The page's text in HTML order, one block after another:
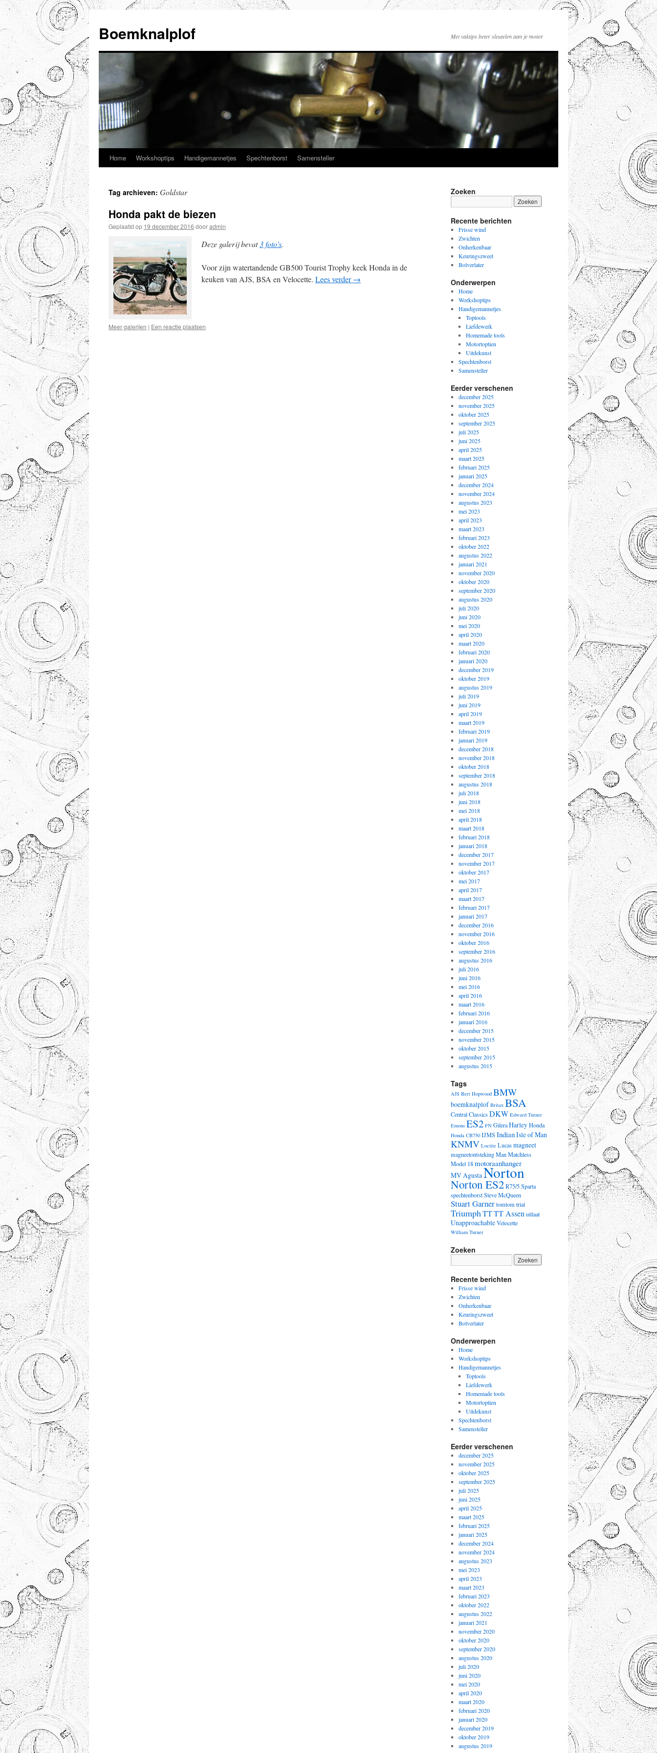
de
inhoud
Boemknalplof Met vaktips beter sleutelen aan je motor
Home Workshoptips Handigemannetjes Spechtenborst Samensteller
Tag archieven: Goldstar
Honda pakt de biezen
Geplaatst op 19 december 2016 dooradmin
Deze galerij bevat3 foto's.
Voor zijn watertandende GB500 Tourist Trophy keek Honda in de
keuken van AJS, BSA en Velocette. Lees verder→
Meer galerijen | Een reactie plaatsen
Zoeken
Recente berichten
Frisse wind
Zwichten
Onherkenbaar
Keuringszweet
Bolverlater
Onderwerpen
Home
Workshoptips
Handigemannetjes
Toptools
Liefdewerk
Homemade tools
Motortoptien
Uitdekunst
Spechtenborst
Samensteller
Eerder verschenen
december 2025
november 2025
oktober 2025
september 2025
juli 2025
juni 2025
april 2025
maart 2025
februari 2025
januari 2025
december 2024
november 2024
augustus 2023
mei 2023
april 2023
maart 2023
februari 2023
oktober 2022
augustus 2022
januari 2021
november 2020
oktober 2020
september 2020
augustus 2020
juli 2020
juni 2020
mei 2020
april 2020
maart 2020
februari 2020
januari 2020
december 2019
oktober 2019
augustus 2019
juli 2019
juni 2019
april 2019
maart 2019
februari 2019
januari 2019
december 2018
november 2018
oktober 2018
september 2018
augustus 2018
juli 2018
juni 2018
mei 2018
april 2018
maart 2018
februari 2018
januari 2018
december 2017
november 2017
oktober 2017
mei 2017
april 2017
maart 2017
februari 2017
januari 2017
december 2016
november 2016
oktober 2016
september 2016
augustus 2016
juli 2016
juni 2016
mei 2016
april 2016
maart 2016
februari 2016
januari 2016
december 2015
november 2015
oktober 2015
september 2015
augustus 2015
Tags
AJS Bert Hopwood BMW
boemknalplof Britax BSA
Central ClassicsDKW Edward Turner
Emons ES2 FN GileraHarleyHonda
Honda CB750 IJMS IndianIsle of Man
KNMV Loctite Lucasmagneet
magneetontstekingManMatchless
Model 18motoraanhanger
MV AgustaNorton
Norton ES2R75/5Sparta
spechtenborstSteve McQueen
Stuart Garnertomtom trial
TriumphTTTT Assen uitlaat
UnapproachableVelocette
William Turner
Zoeken
Recente berichten
Frisse wind
Zwichten
Onherkenbaar
Keuringszweet
Bolverlater
Onderwerpen
Home
Workshoptips
Handigemannetjes
Toptools
Liefdewerk
Homemade tools
Motortoptien
Uitdekunst
Spechtenborst
Samensteller
Eerder verschenen
december 2025
november 2025
oktober 2025
september 2025
juli 2025
juni 2025
april 2025
maart 2025
februari 2025
januari 2025
december 2024
november 2024
augustus 2023
mei 2023
april 2023
maart 2023
februari 2023
oktober 2022
augustus 2022
januari 2021
november 2020
oktober 2020
september 2020
augustus 2020
juli 2020
juni 2020
mei 2020
april 2020
maart 2020
februari 2020
januari 2020
december 2019
oktober 2019
augustus 2019